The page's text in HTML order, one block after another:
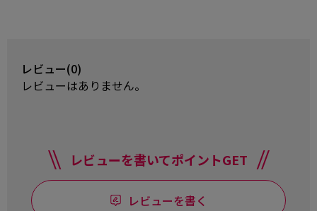
レビュー(0)
レビューはありません。
レビューを書いてポイントGET
レビューを書く